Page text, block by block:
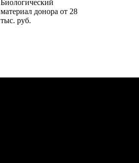
Биологический
материал донора от 28
тыс. руб.